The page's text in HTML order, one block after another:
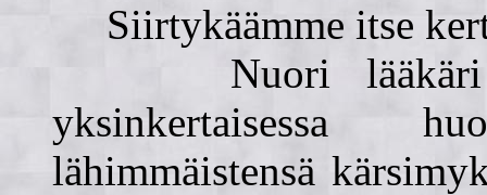
Siirtykäämme itse
Nuori lääkäri
yksinkertaisessa
lähimmäistensä